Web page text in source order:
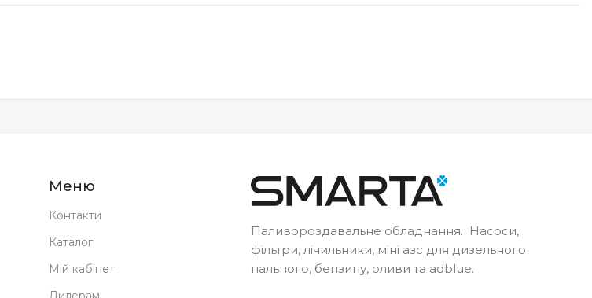
Меню
Контакти
Каталог
Мій кабінет
Паливороздавальне обладнання. Насоси,
фільтри, лічильники, міні азс для дизельного
пального, бензину, оливи та adblue.